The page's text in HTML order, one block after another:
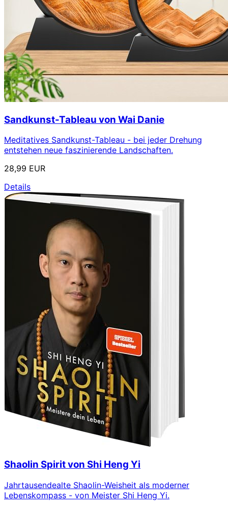
Sandkunst-Tableau von Wai Danie
Meditatives Sandkunst-Tableau - bei jeder Drehung
entstehen neue faszinierende Landschaften.
28,99 EUR
Details
Shaolin Spirit von Shi Heng Yi
Jahrtausendealte Shaolin-Weisheit als moderner
Lebenskompass - von Meister Shi Heng Yi.